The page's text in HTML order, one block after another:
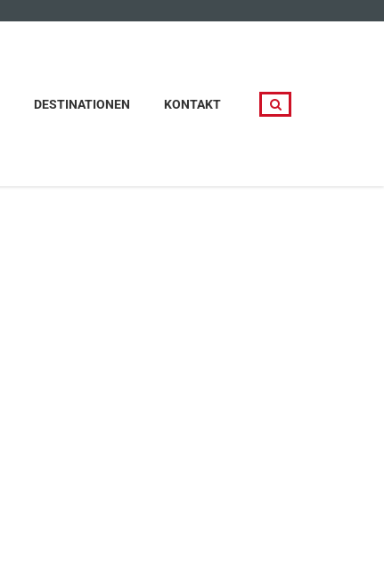
DESTINATIONEN KONTAKT